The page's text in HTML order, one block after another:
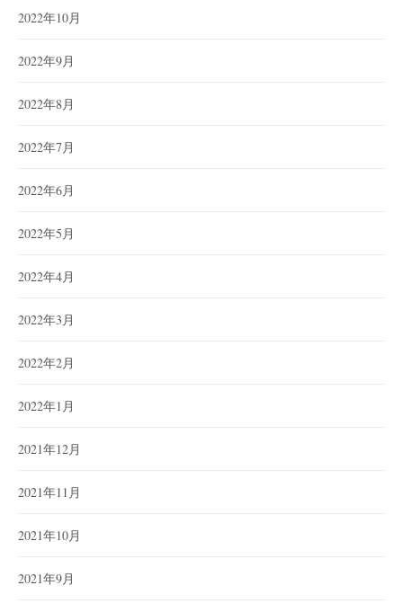
2022年10月
2022年9月
2022年8月
2022年7月
2022年6月
2022年5月
2022年4月
2022年3月
2022年2月
2022年1月
2021年12月
2021年11月
2021年10月
2021年9月